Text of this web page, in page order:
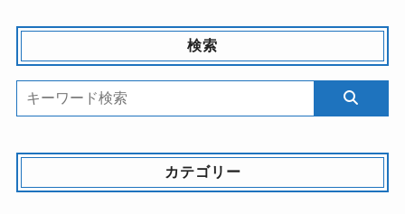
検索
カテゴリー